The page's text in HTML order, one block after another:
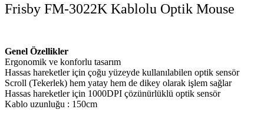
Frisby FM-3022K Kablolu Optik Mouse
Genel Özellikler
Ergonomik ve konforlu tasarım
Hassas hareketler için çoğu yüzeyde kullanılabilen optik sensör
Scroll (Tekerlek) hem yatay hem de dikey olarak işlem sağlar
Hassas hareketler için 1000DPI çözünürlüklü optik sensör
Kablo uzunluğu : 150cm